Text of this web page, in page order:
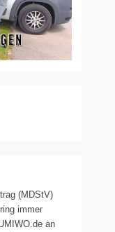
(MDStV)
immer
an